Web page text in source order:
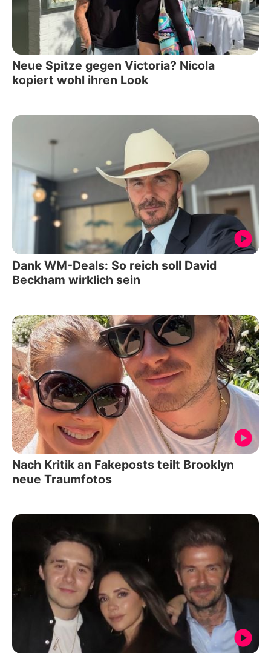
Neue Spitze gegen Victoria? Nicola
kopiert wohl ihren Look
Dank WM-Deals: So reich soll David
Beckham wirklich sein
Nach Kritik an Fakeposts teilt Brooklyn
neue Traumfotos